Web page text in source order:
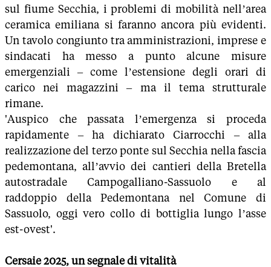
sul fiume Secchia, i problemi di mobilità nell’area
ceramica emiliana si faranno ancora più evidenti.
Un tavolo congiunto tra amministrazioni, imprese e
sindacati ha messo a punto alcune misure
emergenziali – come l’estensione degli orari di
carico nei magazzini – ma il tema strutturale
rimane.
'Auspico che passata l’emergenza si proceda
rapidamente – ha dichiarato Ciarrocchi – alla
realizzazione del terzo ponte sul Secchia nella fascia
pedemontana, all’avvio dei cantieri della Bretella
autostradale Campogalliano-Sassuolo e al
raddoppio della Pedemontana nel Comune di
Sassuolo, oggi vero collo di bottiglia lungo l’asse
est-ovest'.
Cersaie 2025, un segnale di vitalità